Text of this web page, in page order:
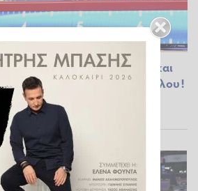
στίβου: Έκανε 8,17μ. και
την πρώτη ο Μίλτος Τεντόγλου!